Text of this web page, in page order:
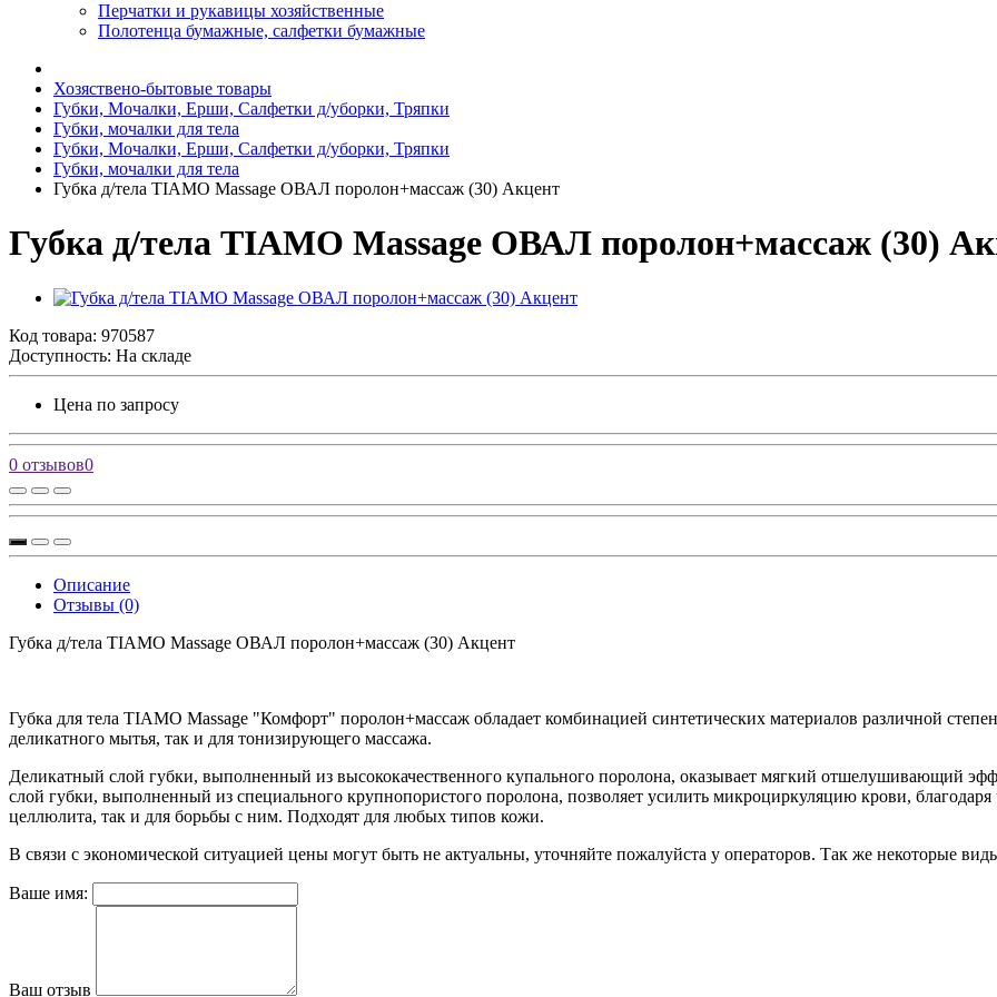
Перчатки и рукавицы хозяйственные
Полотенца бумажные, салфетки бумажные
Хозяствено-бытовые товары
Губки, Мочалки, Ерши, Салфетки д/уборки, Тряпки
Губки, мочалки для тела
Губки, Мочалки, Ерши, Салфетки д/уборки, Тряпки
Губки, мочалки для тела
Губка д/тела TIAMO Massage ОВАЛ поролон+массаж (30) Акцент
Губка д/тела TIAMO Massage ОВАЛ поролон+массаж (30)
Код товара: 970587
Доступность: На складе
Цена по запросу
0 отзывов0
Описание
Отзывы (0)
Губка д/тела TIAMO Massage ОВАЛ поролон+массаж (30) Акцент
Губка для тела TIAMO Massage "Комфорт" поролон+массаж обладает комбинацией синтетических материалов различной
деликатного мытья, так и для тонизирующего массажа.
Деликатный слой губки, выполненный из высококачественного купального поролона, оказывает мягкий отшелушивающий
слой губки, выполненный из специального крупнопористого поролона, позволяет усилить микроциркуляцию крови,
целлюлита, так и для борьбы с ним. Подходят для любых типов кожи.
В связи с экономической ситуацией цены могут быть не актуальны, уточняйте пожалуйста у операторов. Так же некоторые
Ваше имя:
Ваш отзыв